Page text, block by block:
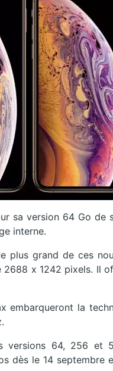
sa version 64 Go de
interne.
plus grand de ces
2688 x 1242 pixels. Il
embarqueront la
versions 64, 256 et
dès le 14 septembre